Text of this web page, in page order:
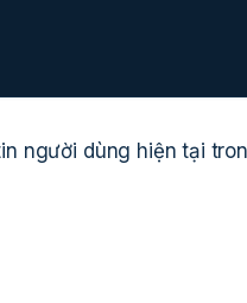
người dùng hiện tại